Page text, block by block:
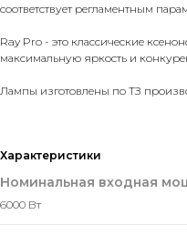
соответствует регламентным
Ray Pro - это классические
максимальную яркость и
Лампы изготовлены по ТЗ
Характеристики
Номинальная входная
6000 Вт